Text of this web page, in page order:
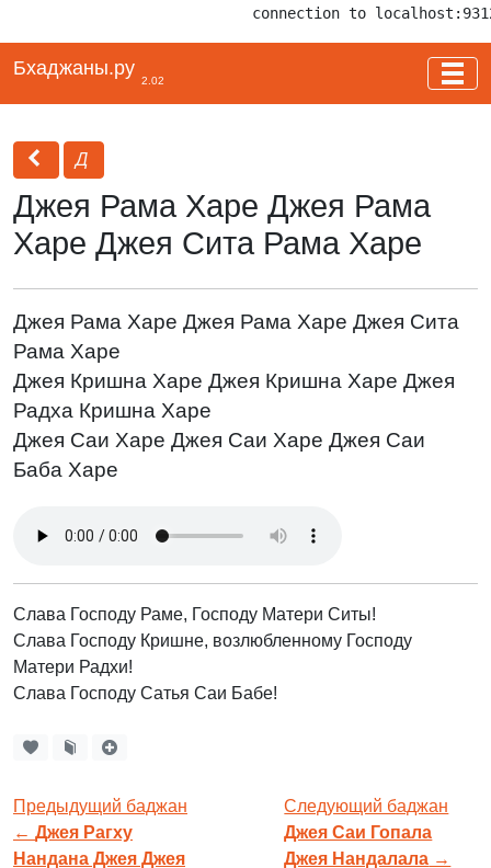
connection to
Бхаджаны.ру
2.02
Д
Джея Рама Харе Джея Рама
Харе Джея Сита Рама Харе
Джея Рама Харе Джея Рама Харе Джея Сита
Рама Харе
Джея Кришна Харе Джея Кришна Харе Джея
Радха Кришна Харе
Джея Саи Харе Джея Саи Харе Джея Саи
Баба Харе
Слава Господу Раме, Господу Матери Ситы!
Слава Господу Кришне, возлюбленному Господу
Матери Радхи!
Слава Господу Сатья Саи Бабе!
Предыдущий баджан
← Джея Рагху
Нандана Джея Джея
Следующий баджан
Джея Саи Гопала
Джея Нандалала →